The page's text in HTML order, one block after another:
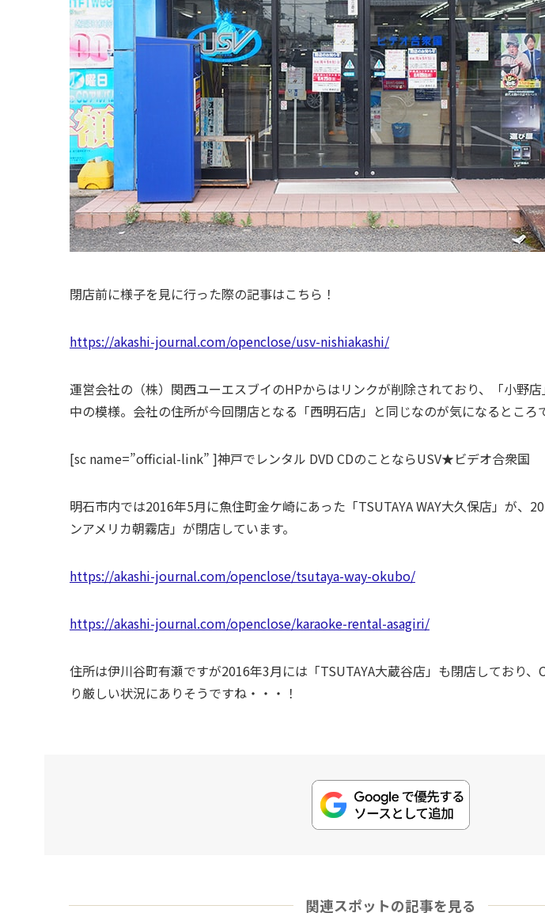
閉店前に様子を見に行った際の記事はこちら！
https://akashi-journal.com/openclose/usv-nishiakashi/
運営会社の（株）関西ユーエスブイのHPからはリンクが削除されており、「小野
中の模様。会社の住所が今回閉店となる「西明石店」と同じなのが気になるところ
[sc name=”official-link” ]神戸でレンタル DVD CDのことならUSV★ビデオ合衆国
明石市内では2016年5月に魚住町金ケ崎にあった「TSUTAYA WAY大久保店」が、
ンアメリカ朝霧店」が閉店しています。
https://akashi-journal.com/openclose/tsutaya-way-okubo/
https://akashi-journal.com/openclose/karaoke-rental-asagiri/
住所は伊川谷町有瀬ですが2016年3月には「TSUTAYA大蔵谷店」も閉店しており、
り厳しい状況にありそうですね・・・！
関連スポットの記事を見る